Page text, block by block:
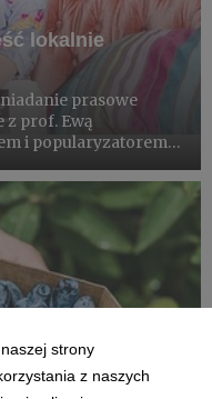
lokalnie
prasowe
prof. Ewą
i popularyzatorem
wpływ dość
strony
z naszych